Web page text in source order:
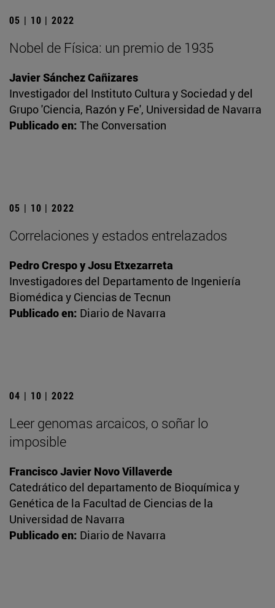
05 | 10 | 2022
Nobel de Física: un premio de 1935
Javier Sánchez Cañizares
Investigador del Instituto Cultura y Sociedad y del
Grupo 'Ciencia, Razón y Fe', Universidad de Navarra
Publicado en: The Conversation
05 | 10 | 2022
Correlaciones y estados entrelazados
Pedro Crespo y Josu Etxezarreta
Investigadores del Departamento de Ingeniería
Biomédica y Ciencias de Tecnun
Publicado en: Diario de Navarra
04 | 10 | 2022
Leer genomas arcaicos, o soñar lo
imposible
Francisco Javier Novo Villaverde
Catedrático del departamento de Bioquímica y
Genética de la Facultad de Ciencias de la
Universidad de Navarra
Publicado en: Diario de Navarra